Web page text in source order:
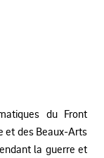
du Front
et des Beaux-Arts
la guerre et